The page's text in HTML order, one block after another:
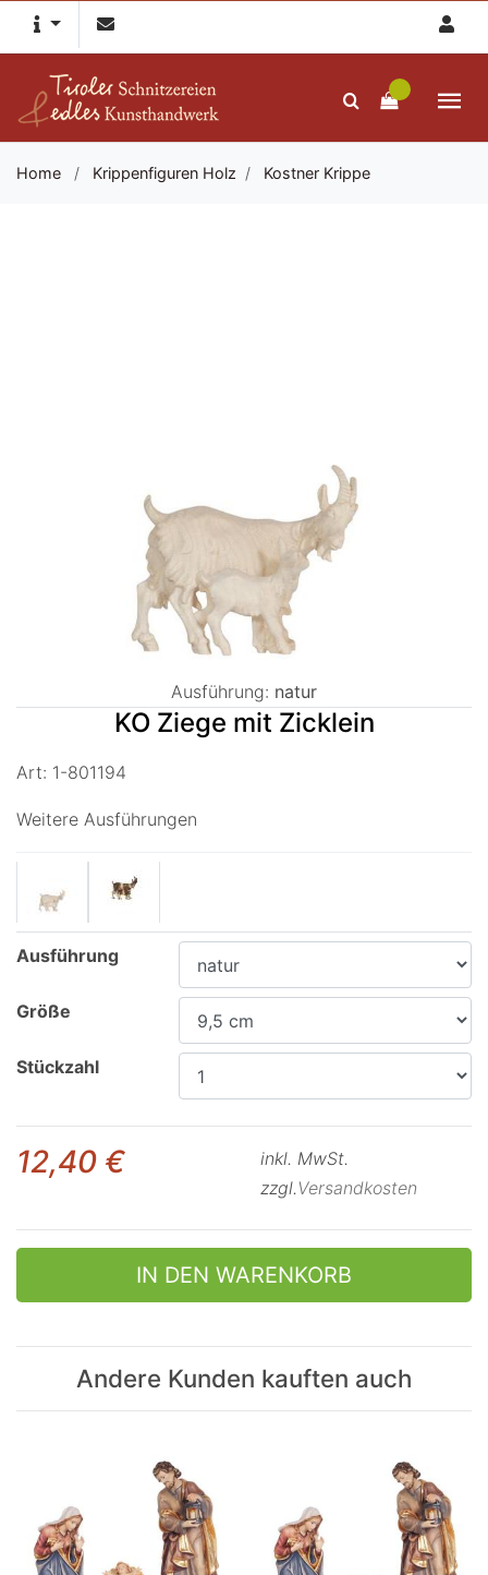
Home / Krippenfiguren Holz / Kostner Krippe
Ausführung: natur
KO Ziege mit Zicklein
Art: 1-801194
Weitere Ausführungen
Ausführung
Größe
Stückzahl
12,40 €
inkl. MwSt.
zzgl.Versandkosten
IN DEN WARENKORB
Andere Kunden kauften auch